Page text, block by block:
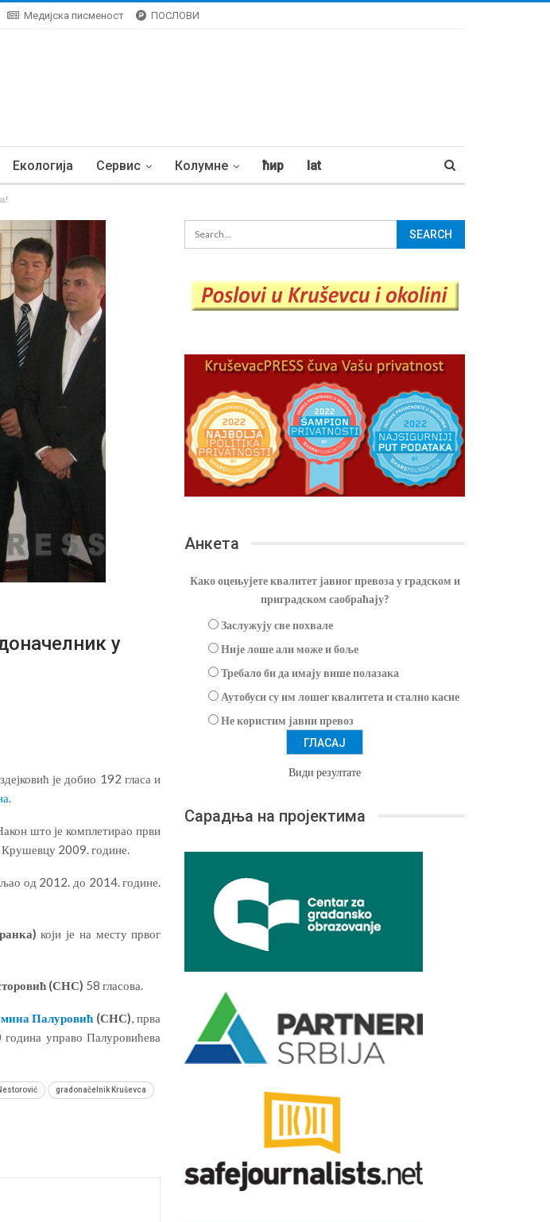
Медијска писменост ПОСЛОВИ
Екологија Сервис Колумне ћир lat
у
је добио 192 гласа и
што је комплетирао први
Крушевцу 2009. године.
од 2012. до 2014. године.
који је на месту првог
(СНС) 58 гласова.
Палуровић (СНС), прва
управо Палуровићева
gradonačelnik Kruševca
Анкета
Како оцењујете квалитет јавног превоза у градском и
приградском саобраћају?
Заслужују све похвале
Није лоше али може и боље
Требало би да имају више полазака
Аутобуси су им лошег квалитета и стално касне
Не користим јавни превоз
Види резултате
Сарадња на пројектима